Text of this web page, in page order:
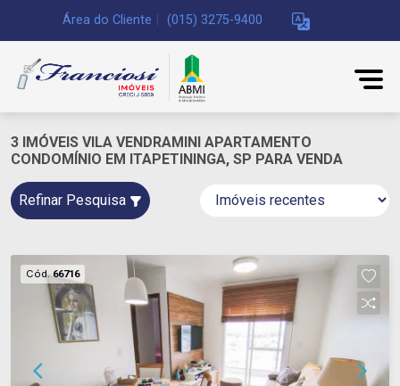
Área do Cliente (015) 3275-9400
3 IMÓVEIS VILA VENDRAMINI APARTAMENTO
CONDOMÍNIO EM ITAPETININGA, SP PARA VENDA
Refinar Pesquisa
Cód.66716